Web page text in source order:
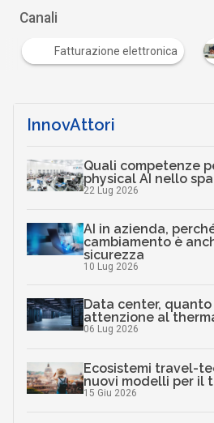
Canali
Fatturazione elettronica
InnovAttori
Quali competenze
physical AI nello
22 Lug 2026
AI in azienda,
cambiamento è
sicurezza
10 Lug 2026
Data center, quanto
attenzione al
06 Lug 2026
Ecosistemi travel-
nuovi modelli per il
15 Giu 2026